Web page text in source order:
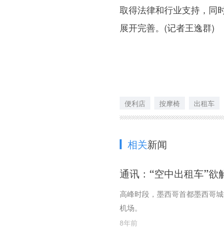
取得法律和行业支持，同
展开完善。(记者王逸群)
便利店 按摩椅 出租车
相关新闻
通讯：“空中出租车”欲
高峰时段，墨西哥首都墨西哥
机场。
8年前